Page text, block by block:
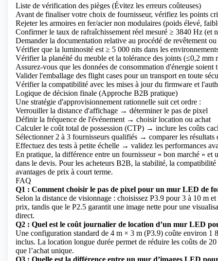
Liste de vérification des pièges (Évitez les erreurs coûteuses)
Avant de finaliser votre choix de fournisseur, vérifiez les points
Rejeter les armoires en fer/acier non modulaires (poids élevé,
Confirmer le taux de rafraîchissement réel mesuré ≥ 3840 Hz (et
Demander la documentation relative au procédé de revêtement
Vérifier que la luminosité est ≥ 5 000 nits dans les
Vérifier la planéité du meuble et la tolérance des joints (≤0,2 mm
Assurez-vous que les données de consommation d'énergie
Valider l'emballage des flight cases pour un transport en toute
Vérifier la compatibilité avec les mises à jour du firmware et
Logique de décision finale (Approche B2B pratique)
Une stratégie d'approvisionnement rationnelle suit cet ordre :
Verrouiller la distance d'affichage → déterminer le pas de pixel
Définir la fréquence de l'événement → choisir location ou achat
Calculer le coût total de possession (CTP) → inclure les coûts
Sélectionner 2 à 3 fournisseurs qualifiés → comparer les résultats
Effectuez des tests à petite échelle → validez les performances
En pratique, la différence entre un fournisseur « bon marché »
dans le devis. Pour les acheteurs B2B, la stabilité, la
avantages de prix à court terme.
FAQ
Q1 : Comment choisir le pas de pixel pour un mur LED de
Selon la distance de visionnage : choisissez P3.9 pour 3 à 10 m
prix, tandis que le P2.5 garantit une image nette pour une
direct.
Q2 : Quel est le coût journalier de location d’un mur LED
Une configuration standard de 4 m × 3 m (P3.9) coûte environ 1
inclus. La location longue durée permet de réduire les coûts de
que l’achat unique.